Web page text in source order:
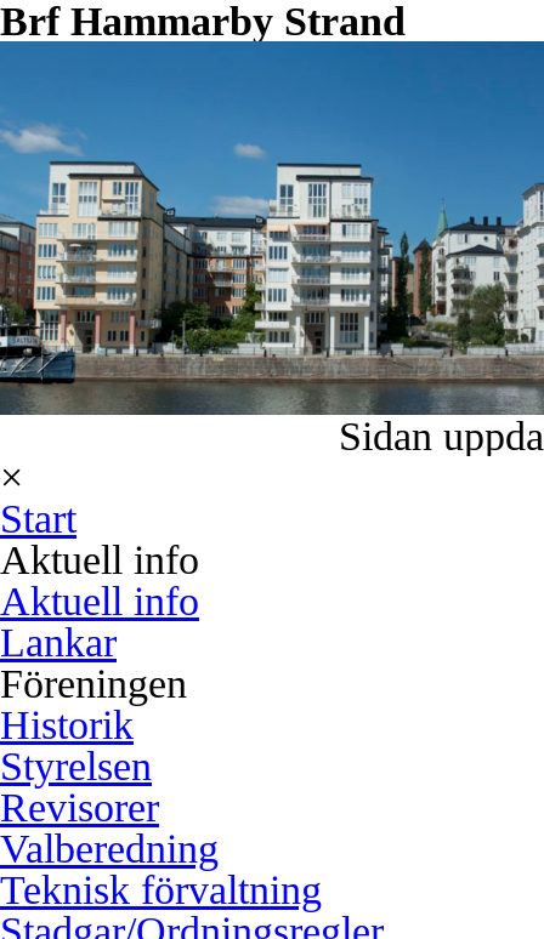
Brf Hammarby Strand
Sidan
×
Start
Aktuell info
Aktuell info
Lankar
Föreningen
Historik
Styrelsen
Revisorer
Valberedning
Teknisk förvaltning